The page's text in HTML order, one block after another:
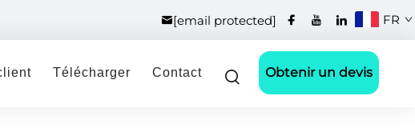
[email protected] FR
Télécharger Contact Obtenir un devis